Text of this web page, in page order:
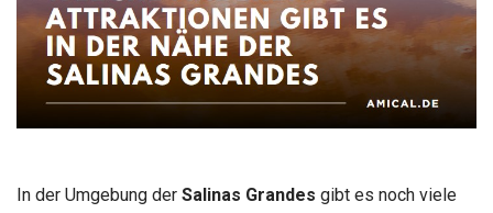
In der Umgebung der Salinas Grandes gibt es noch viele